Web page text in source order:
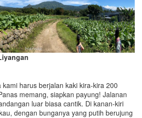
harus berjalan kaki kira-kira 200
memang, siapkan payung! Jalanan
luar biasa cantik. Di kanan-kiri
dengan bunganya yang putih berujung